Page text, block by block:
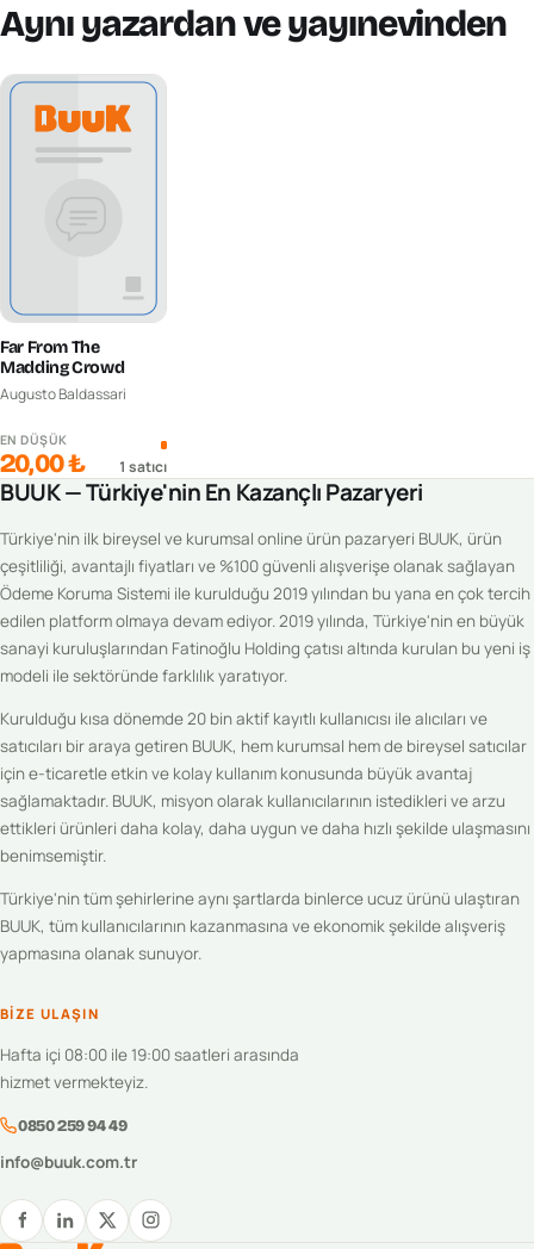
Aynı yazardan ve yayınevinden
Far From The
Madding Crowd
Augusto Baldassari
EN DÜŞÜK
20,00 ₺ 1 satıcı
BUUK — Türkiye'nin En Kazançlı Pazaryeri
Türkiye'nin ilk bireysel ve kurumsal online ürün pazaryeri BUUK, ürün
çeşitliliği, avantajlı fiyatları ve %100 güvenli alışverişe olanak sağlayan
Ödeme Koruma Sistemi ile kurulduğu 2019 yılından bu yana en çok tercih
edilen platform olmaya devam ediyor. 2019 yılında, Türkiye'nin en büyük
sanayi kuruluşlarından Fatinoğlu Holding çatısı altında kurulan bu yeni iş
modeli ile sektöründe farklılık yaratıyor.
Kurulduğu kısa dönemde 20 bin aktif kayıtlı kullanıcısı ile alıcıları ve
satıcıları bir araya getiren BUUK, hem kurumsal hem de bireysel satıcılar
için e-ticaretle etkin ve kolay kullanım konusunda büyük avantaj
sağlamaktadır. BUUK, misyon olarak kullanıcılarının istedikleri ve arzu
ettikleri ürünleri daha kolay, daha uygun ve daha hızlı şekilde ulaşmasını
benimsemiştir.
Türkiye'nin tüm şehirlerine aynı şartlarda binlerce ucuz ürünü ulaştıran
BUUK, tüm kullanıcılarının kazanmasına ve ekonomik şekilde alışveriş
yapmasına olanak sunuyor.
BIZE ULAŞIN
Hafta içi 08:00 ile 19:00 saatleri arasında
hizmet vermekteyiz.
0850 259 94 49
info@buuk.com.tr